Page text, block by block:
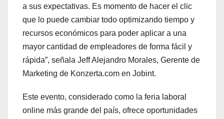
a sus expectativas. Es momento de hacer el clic
que lo puede cambiar todo optimizando tiempo y
recursos económicos para poder aplicar a una
mayor cantidad de empleadores de forma fácil y
rápida”, señala Jeff Alejandro Morales, Gerente de
Marketing de Konzerta.com en Jobint.
Este evento, considerado como la feria laboral
online más grande del país, ofrece oportunidades